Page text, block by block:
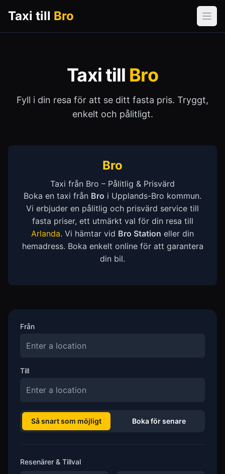
Taxi till Bro
Taxi till Bro
Fyll i din resa för att se ditt fasta pris. Tryggt,
enkelt och pålitligt.
Bro
Taxi från Bro – Pålitlig & Prisvärd
Boka en taxi från Bro i Upplands-Bro kommun.
Vi erbjuder en pålitlig och prisvärd service till
fasta priser, ett utmärkt val för din resa till
Arlanda. Vi hämtar vid Bro Station eller din
hemadress. Boka enkelt online för att garantera
din bil.
Från
Till
Så snart som möjligt Boka för senare
Resenärer & Tillval